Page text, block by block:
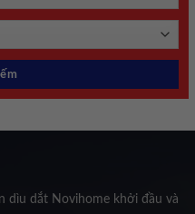
dìu dắt Novihome khởi đầu và